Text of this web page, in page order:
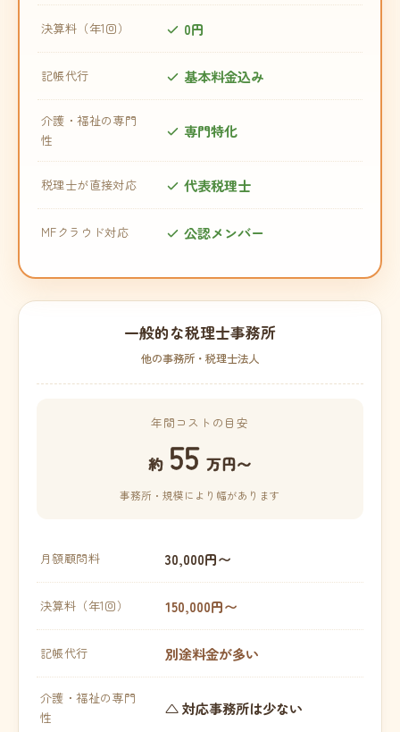
決算料（年1回） 0円
記帳代行 基本料金込み
介護・福祉の専門
性
専門特化
税理士が直接対応 代表税理士
MFクラウド対応 公認メンバー
一般的な税理士事務所
他の事務所・税理士法人
年間コストの目安
約 55 万円〜
事務所・規模により幅があります
月額顧問料 30,000円〜
決算料（年1回） 150,000円〜
記帳代行 別途料金が多い
介護・福祉の専門
性
△ 対応事務所は少ない